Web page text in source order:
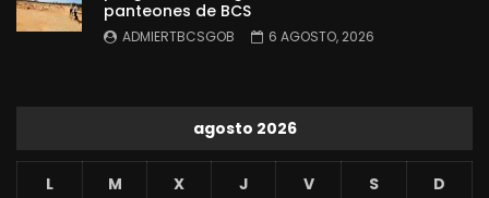
panteones de BCS
ADMIERTBCSGOB 6 AGOSTO, 2026
agosto 2026
L M X J V S D